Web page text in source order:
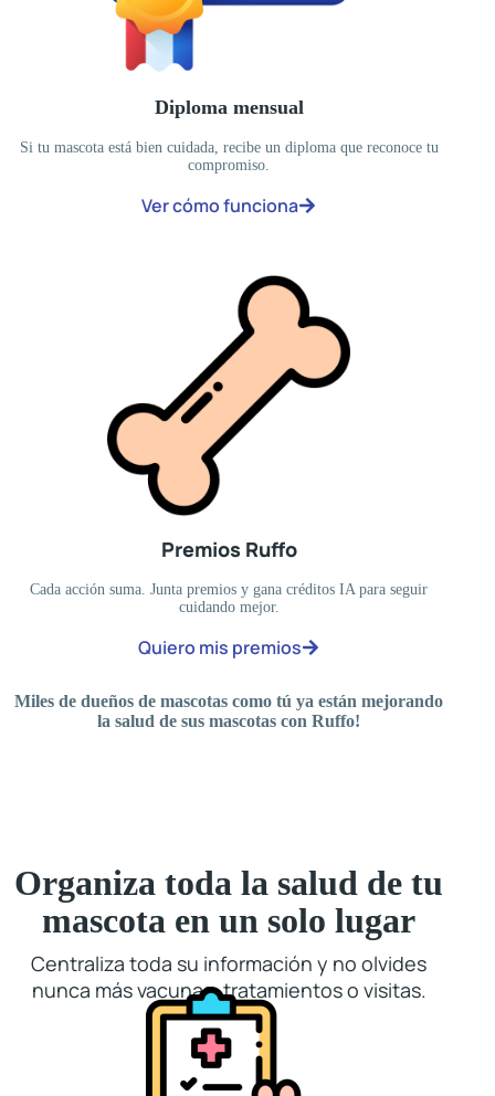
Diploma mensual
Si tu mascota está bien cuidada, recibe un diploma que reconoce tu
compromiso.
Ver cómo funciona
Premios Ruffo
Cada acción suma. Junta premios y gana créditos IA para seguir
cuidando mejor.
Quiero mis premios
Miles de dueños de mascotas como tú ya están mejorando
la salud de sus mascotas con Ruffo!
Organiza toda la salud de tu
mascota en un solo lugar
Centraliza toda su información y no olvides
nunca más vacunas, tratamientos o visitas.